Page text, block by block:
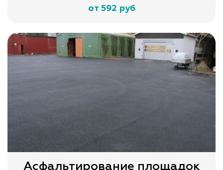
от 592 руб
Асфальтирование площадок